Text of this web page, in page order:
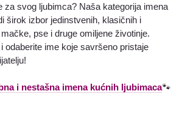
za svog ljubimca? Naša kategorija imena
širok izbor jedinstvenih, klasičnih i
pse i druge omiljene životinje.
odaberite ime koje savršeno pristaje
i nestašna imena kućnih ljubimaca🐾